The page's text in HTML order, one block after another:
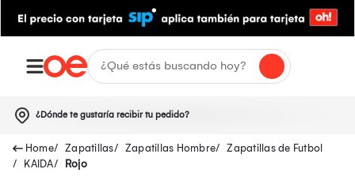
¿Dónde te gustaría recibir tu pedido?
Zapatillas Zapatillas Hombre
Zapatillas de Futbol
KAIDA
Rojo